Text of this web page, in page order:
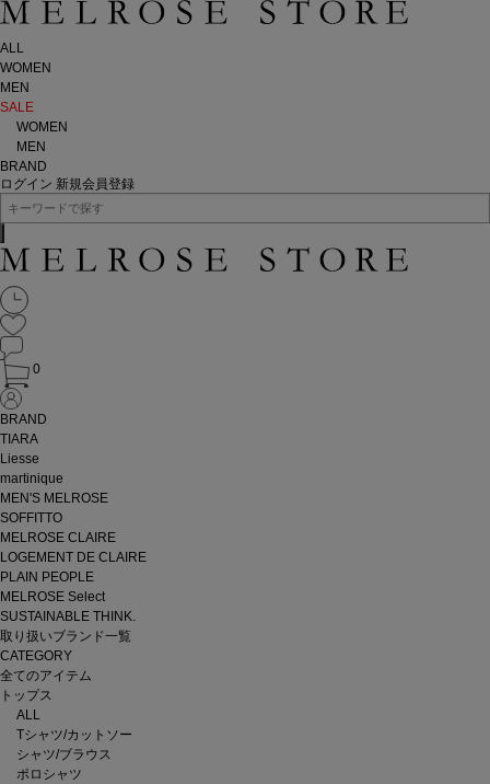
ALL
WOMEN
MEN
SALE
WOMEN
MEN
BRAND
ログイン 新規会員登録
0
BRAND
TIARA
Liesse
martinique
MEN'S MELROSE
SOFFITTO
MELROSE CLAIRE
LOGEMENT DE CLAIRE
PLAIN PEOPLE
MELROSE Select
SUSTAINABLE THINK.
取り扱いブランド一覧
CATEGORY
全てのアイテム
トップス
ALL
Tシャツ/カットソー
シャツ/ブラウス
ポロシャツ